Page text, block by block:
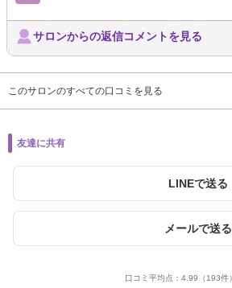
サロンからの返信コメントを見る
このサロンのすべての口コミを見る
友達に共有
LINEで送る
メールで送る
口コミ平均点： 4.99 （193件）